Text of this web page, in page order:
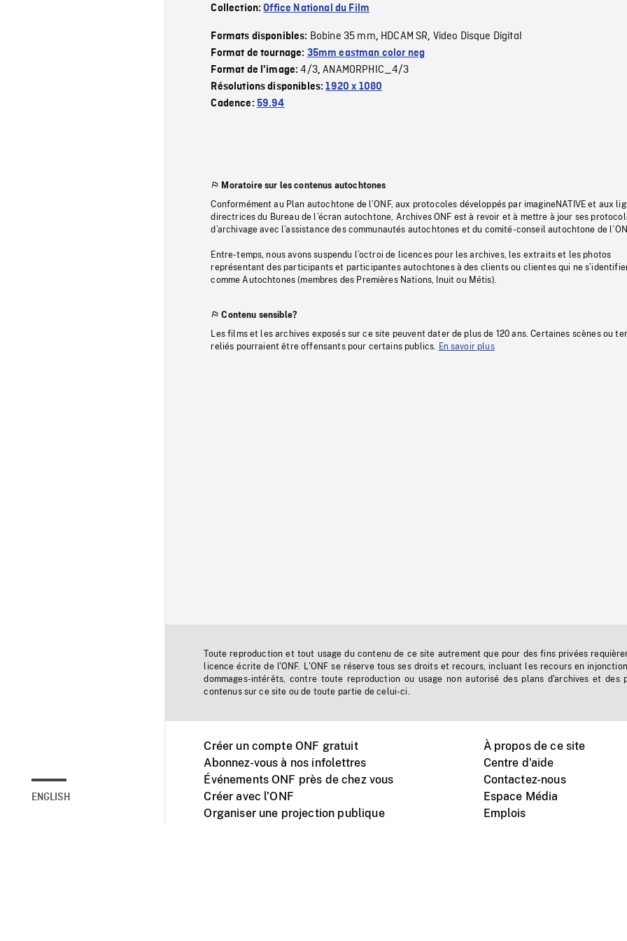
ENGLISH
Collection:Office National du Film
Formats disponibles: Bobine 35 mm, HDCAM SR, Video Disque Digital
Format de tournage: 35mm eastman color neg
Format de l'image:4/3,ANAMORPHIC_4/3
Résolutions disponibles:1920 x 1080
Cadence: 59.94
Moratoire sur les contenus autochtones
Conformément au Plan autochtone de l’ONF, aux protocoles développés par imagineNATIVE et aux
directrices du Bureau de l’écran autochtone, Archives ONF est à revoir et à mettre à jour ses
d’archivage avec l’assistance des communautés autochtones et du comité-conseil autochtone de
Entre-temps, nous avons suspendu l’octroi de licences pour les archives, les extraits et les photos
représentant des participants et participantes autochtones à des clients ou clientes qui ne
comme Autochtones (membres des Premières Nations, Inuit ou Métis).
Contenu sensible?
Les films et les archives exposés sur ce site peuvent dater de plus de 120 ans. Certaines scènes ou
reliés pourraient être offensants pour certains publics.
En savoir plus
Toute reproduction et tout usage du contenu de ce site autrement que pour des fins privées
licence écrite de l'ONF. L'ONF se réserve tous ses droits et recours, incluant les recours en
dommages-intérêts, contre toute reproduction ou usage non autorisé des plans d'archives et des
contenus sur ce site ou de toute partie de celui-ci.
Créer un compte ONF gratuit
Abonnez-vous à nos infolettres
Événements ONF près de chez vous
Créer avec l’ONF
Organiser une projection publique
À propos de ce site
Centre d'aide
Contactez-nous
Espace Média
Emplois